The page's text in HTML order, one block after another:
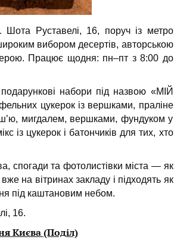
Руставелі, 16, поруч із метро
вибором десертів, авторською
Працює щодня: пн–пт з 8:00 до
набори під назвою «МІЙ
цукерок із вершками, праліне
мигдалем, вершками, фундуком у
із цукерок і батончиків для тих, хто
спогади та фотолистівки міста — як
на вітринах закладу і підходять як
під каштановим небом.
16.
Києва (Поділ)